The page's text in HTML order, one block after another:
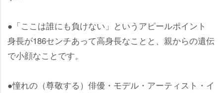
●「ここは誰にも負けない」というアピールポイント
身長が186センチあって高身長なことと、親からの遺伝
で小顔なことです。
●憧れの（尊敬する）俳優・モデル・アーティスト・イ